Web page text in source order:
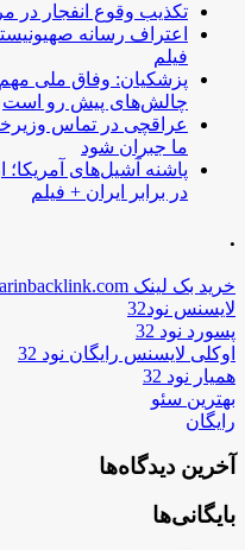
تکذیب وقوع انفجار در
اعتراف رسانه
فیلم
پزشکیان: وفاق ملی
چالش‌های پیش رو است
عراقچی در تماس
ما جبران شود
پاشنه آشیل‌های
در برابر ایران + فیلم
.
خرید بک لینک behtarinbacklink.com
لایسنس نود32
پسورد نود 32
اوکلی لایسنس رایگان نود 32
همیار نود 32
بهترین سئو
رایگان
آخرین دیدگاه‌ها
بایگانی‌ها